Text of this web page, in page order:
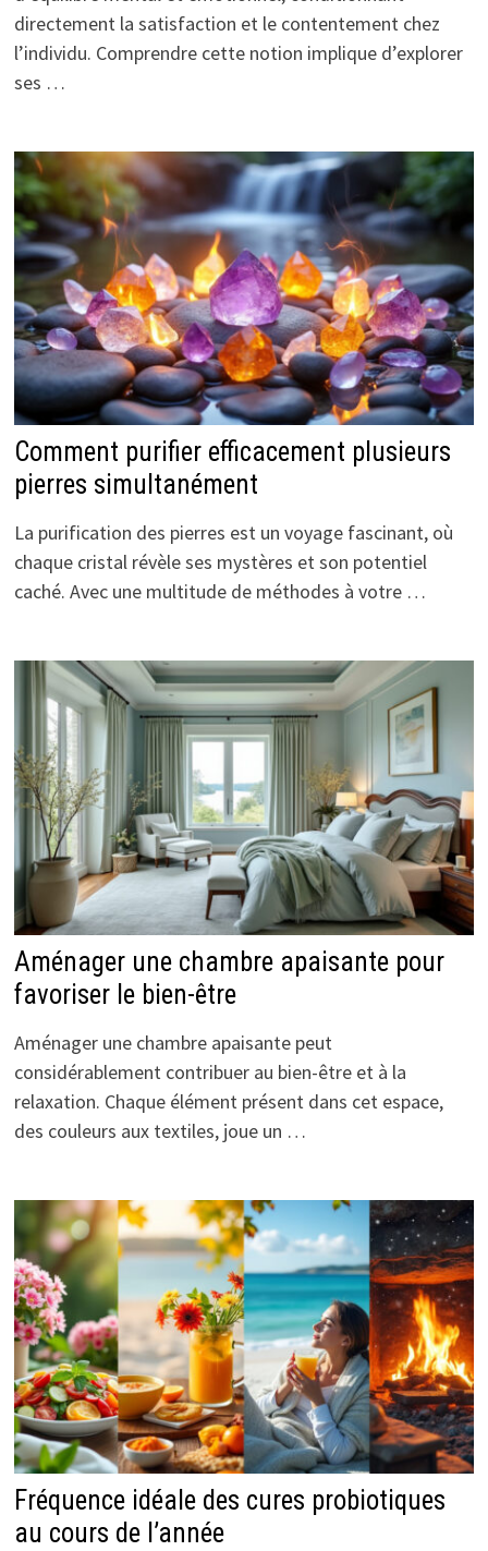
directement la satisfaction et le contentement chez
l’individu. Comprendre cette notion implique d’explorer
ses …
Comment purifier efficacement plusieurs
pierres simultanément
La purification des pierres est un voyage fascinant, où
chaque cristal révèle ses mystères et son potentiel
caché. Avec une multitude de méthodes à votre …
Aménager une chambre apaisante pour
favoriser le bien-être
Aménager une chambre apaisante peut
considérablement contribuer au bien-être et à la
relaxation. Chaque élément présent dans cet espace,
des couleurs aux textiles, joue un …
Fréquence idéale des cures probiotiques
au cours de l’année